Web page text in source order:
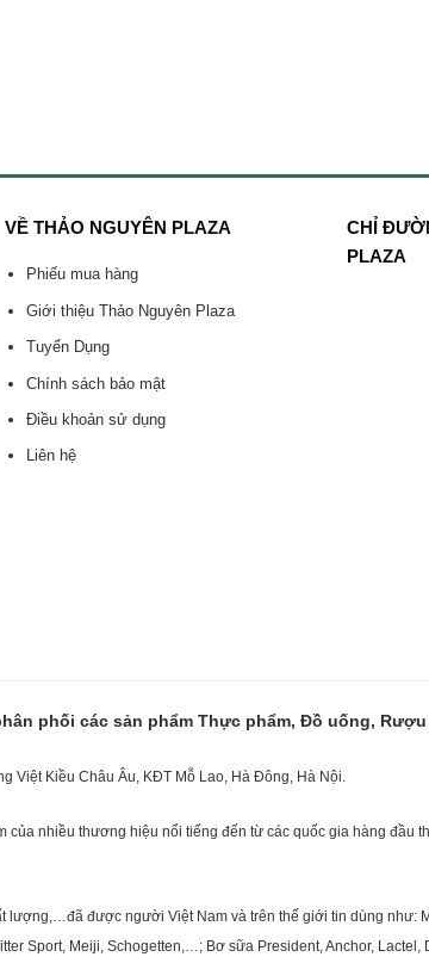
VỀ THẢO NGUYÊN PLAZA
Phiếu mua hàng
Giới thiệu Thảo Nguyên Plaza
Tuyển Dụng
Chính sách bảo mật
Điều khoản sử dụng
Liên hệ
CHỈ
PLAZA
phối các sản phẩm Thực phẩm, Đồ uống,
Việt Kiều Châu Âu, KĐT Mỗ Lao, Hà Đông, Hà Nội.
của nhiều thương hiệu nổi tiếng đến từ các quốc gia hàng đầu
lượng,…đã được người Việt Nam và trên thế giới tin dùng như:
Sport, Meiji, Schogetten,…; Bơ sữa President, Anchor, Lactel,